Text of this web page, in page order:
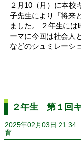
２月10（月）に本校
子先生により「将来
ました。 ２年生に
ーマに今回は社会人
などのシュミレーシ
２年生 第１回
2025年02月03日 21:34
育